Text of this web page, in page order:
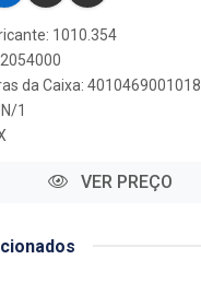
1010.354
da Caixa: 4010469001018
1
VER PREÇO